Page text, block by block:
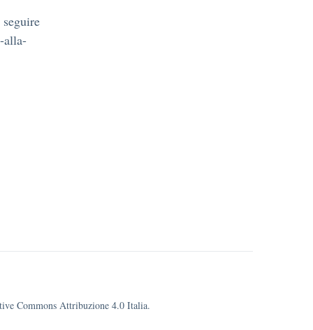
alla-
Commons Attribuzione 4.0 Italia.